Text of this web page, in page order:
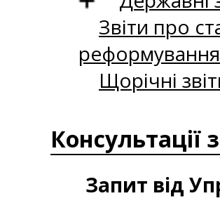
Звіти про
реформування
Щорічні
Консультації
Запит від